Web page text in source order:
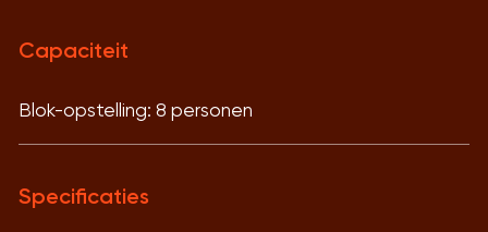
Capaciteit
Blok-opstelling: 8 personen
Specificaties